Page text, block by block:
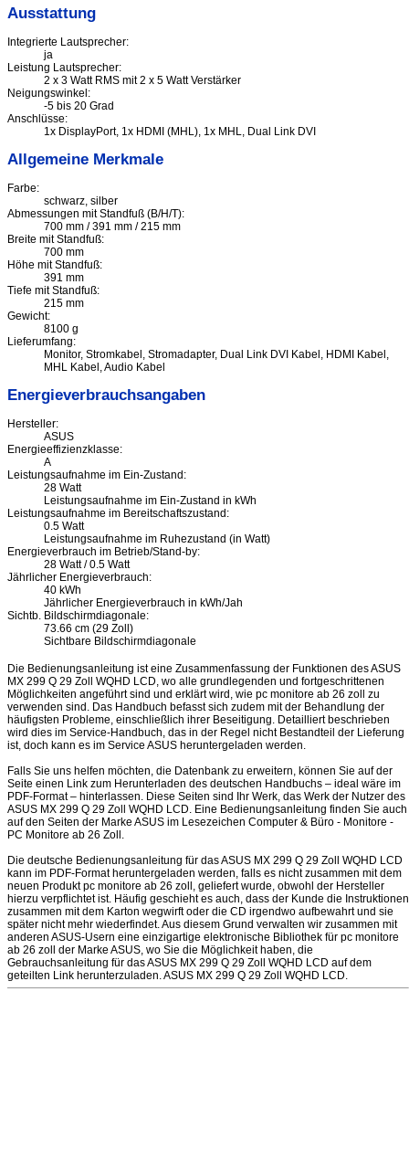
Ausstattung
Integrierte Lautsprecher:
ja
Leistung Lautsprecher:
2 x 3 Watt RMS mit 2 x 5 Watt Verstärker
Neigungswinkel:
-5 bis 20 Grad
Anschlüsse:
1x DisplayPort, 1x HDMI (MHL), 1x MHL, Dual Link DVI
Allgemeine Merkmale
Farbe:
schwarz, silber
Abmessungen mit Standfuß (B/H/T):
700 mm / 391 mm / 215 mm
Breite mit Standfuß:
700 mm
Höhe mit Standfuß:
391 mm
Tiefe mit Standfuß:
215 mm
Gewicht:
8100 g
Lieferumfang:
Monitor, Stromkabel, Stromadapter, Dual Link DVI Kabel, HDMI Kabel,
MHL Kabel, Audio Kabel
Energieverbrauchsangaben
Hersteller:
ASUS
Energieeffizienzklasse:
A
Leistungsaufnahme im Ein-Zustand:
28 Watt
Leistungsaufnahme im Ein-Zustand in kWh
Leistungsaufnahme im Bereitschaftszustand:
0.5 Watt
Leistungsaufnahme im Ruhezustand (in Watt)
Energieverbrauch im Betrieb/Stand-by:
28 Watt / 0.5 Watt
Jährlicher Energieverbrauch:
40 kWh
Jährlicher Energieverbrauch in kWh/Jah
Sichtb. Bildschirmdiagonale:
73.66 cm (29 Zoll)
Sichtbare Bildschirmdiagonale
Die Bedienungsanleitung ist eine Zusammenfassung der Funktionen des ASUS
MX 299 Q 29 Zoll WQHD LCD, wo alle grundlegenden und fortgeschrittenen
Möglichkeiten angeführt sind und erklärt wird, wie pc monitore ab 26 zoll zu
verwenden sind. Das Handbuch befasst sich zudem mit der Behandlung der
häufigsten Probleme, einschließlich ihrer Beseitigung. Detailliert beschrieben
wird dies im Service-Handbuch, das in der Regel nicht Bestandteil der Lieferung
ist, doch kann es im Service ASUS heruntergeladen werden.
Falls Sie uns helfen möchten, die Datenbank zu erweitern, können Sie auf der
Seite einen Link zum Herunterladen des deutschen Handbuchs – ideal wäre im
PDF-Format – hinterlassen. Diese Seiten sind Ihr Werk, das Werk der Nutzer des
ASUS MX 299 Q 29 Zoll WQHD LCD. Eine Bedienungsanleitung finden Sie auch
auf den Seiten der Marke ASUS im Lesezeichen Computer & Büro - Monitore -
PC Monitore ab 26 Zoll.
Die deutsche Bedienungsanleitung für das ASUS MX 299 Q 29 Zoll WQHD LCD
kann im PDF-Format heruntergeladen werden, falls es nicht zusammen mit dem
neuen Produkt pc monitore ab 26 zoll, geliefert wurde, obwohl der Hersteller
hierzu verpflichtet ist. Häufig geschieht es auch, dass der Kunde die Instruktionen
zusammen mit dem Karton wegwirft oder die CD irgendwo aufbewahrt und sie
später nicht mehr wiederfindet. Aus diesem Grund verwalten wir zusammen mit
anderen ASUS-Usern eine einzigartige elektronische Bibliothek für pc monitore
ab 26 zoll der Marke ASUS, wo Sie die Möglichkeit haben, die
Gebrauchsanleitung für das ASUS MX 299 Q 29 Zoll WQHD LCD auf dem
geteilten Link herunterzuladen. ASUS MX 299 Q 29 Zoll WQHD LCD.